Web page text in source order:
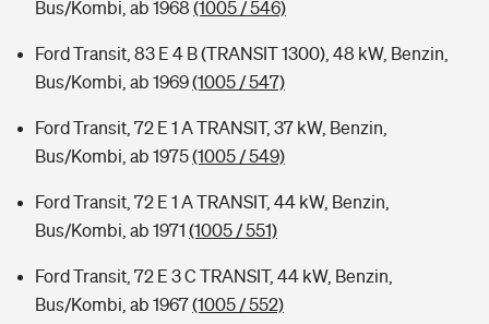
Bus/Kombi, ab 1968 (1005 / 546)
Ford Transit, 83 E 4 B (TRANSIT 1300), 48 kW, Benzin,
Bus/Kombi, ab 1969(1005 / 547)
Ford Transit, 72 E 1 A TRANSIT, 37 kW, Benzin,
Bus/Kombi, ab 1975(1005 / 549)
Ford Transit, 72 E 1 A TRANSIT, 44 kW, Benzin,
Bus/Kombi, ab 1971 (1005 / 551)
Ford Transit, 72 E 3 C TRANSIT, 44 kW, Benzin,
Bus/Kombi, ab 1967(1005 / 552)